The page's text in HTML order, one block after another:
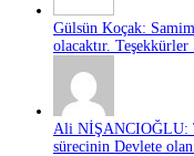
Gülsün Koçak:
olacaktır. Teşekkürler
Ali NİŞANCIOĞLU:
sürecinin Devlete